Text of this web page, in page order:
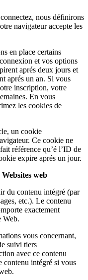
nous définirons
navigateur accepte les
en place certains
et vos options
aprés deux jours et
aprés un an. Si vous
inscription, votre
En vous
les cookies de
un cookie
Ce cookie ne
référence qu’é l’ID de
expire aprés un jour.
web
du contenu intégré (par
etc.). Le contenu
exactement
Web.
vous concernant,
suivi tiers
avec ce contenu
contenu intégré si vous